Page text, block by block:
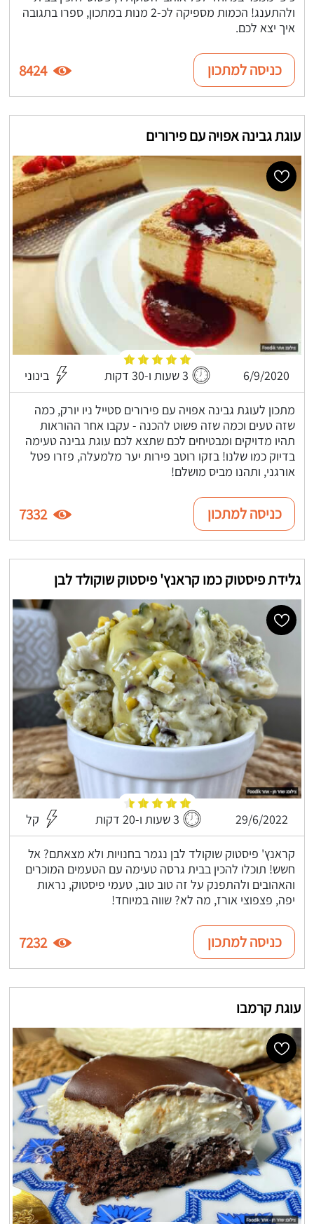
ולהתענג! הכמות מספיקה לכ-2 מנות במתכון, ספרו בתגובה
איך יצא לכם.
כניסה למתכון 8424
עוגת גבינה אפויה עם פירורים
6/9/2020 3 שעות ו-30 דקות בינוני
מתכון לעוגת גבינה אפויה עם פירורים סטייל ניו יורק, כמה
שזה טעים וכמה שזה פשוט להכנה - עקבו אחר ההוראות
תהיו מדויקים ומבטיחים לכם שתצא לכם עוגת גבינה טעימה
בדיוק כמו שלנו! בזקו רוטב פירות יער מלמעלה, פזרו פטל
אורגני, ותהנו מביס מושלם!
כניסה למתכון 7332
גלידת פיסטוק כמו קראנץ' פיסטוק שוקולד לבן
29/6/2022 3 שעות ו-20 דקות קל
קראנץ' פיסטוק שוקולד לבן נגמר בחנויות ולא מצאתם? אל
חשש! תוכלו להכין בבית גרסה טעימה עם הטעמים המוכרים
והאהובים ולהתפנק על זה טוב טוב, טעמי פיסטוק, נראות
יפה, פצפוצי אורז, מה לא? שווה במיוחד!
כניסה למתכון 7232
עוגת קרמבו